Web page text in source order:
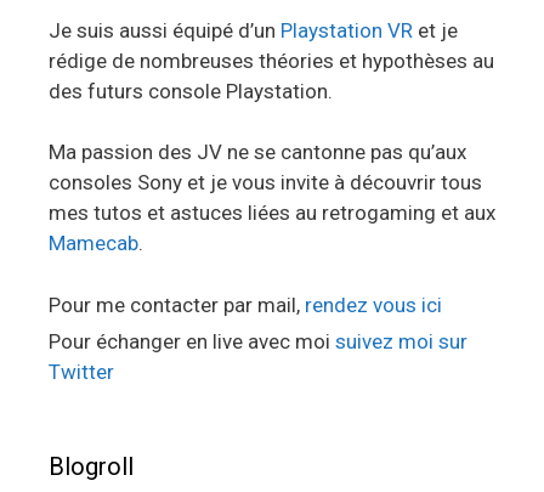
Je suis aussi équipé d’un Playstation VR et je
rédige de nombreuses théories et hypothèses au
des futurs console Playstation.
Ma passion des JV ne se cantonne pas qu’aux
consoles Sony et je vous invite à découvrir tous
mes tutos et astuces liées au retrogaming et aux
Mamecab.
Pour me contacter par mail, rendez vous ici
Pour échanger en live avec moi suivez moi sur
Twitter
Blogroll